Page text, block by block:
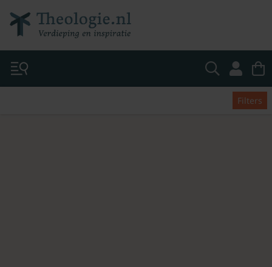
Filters